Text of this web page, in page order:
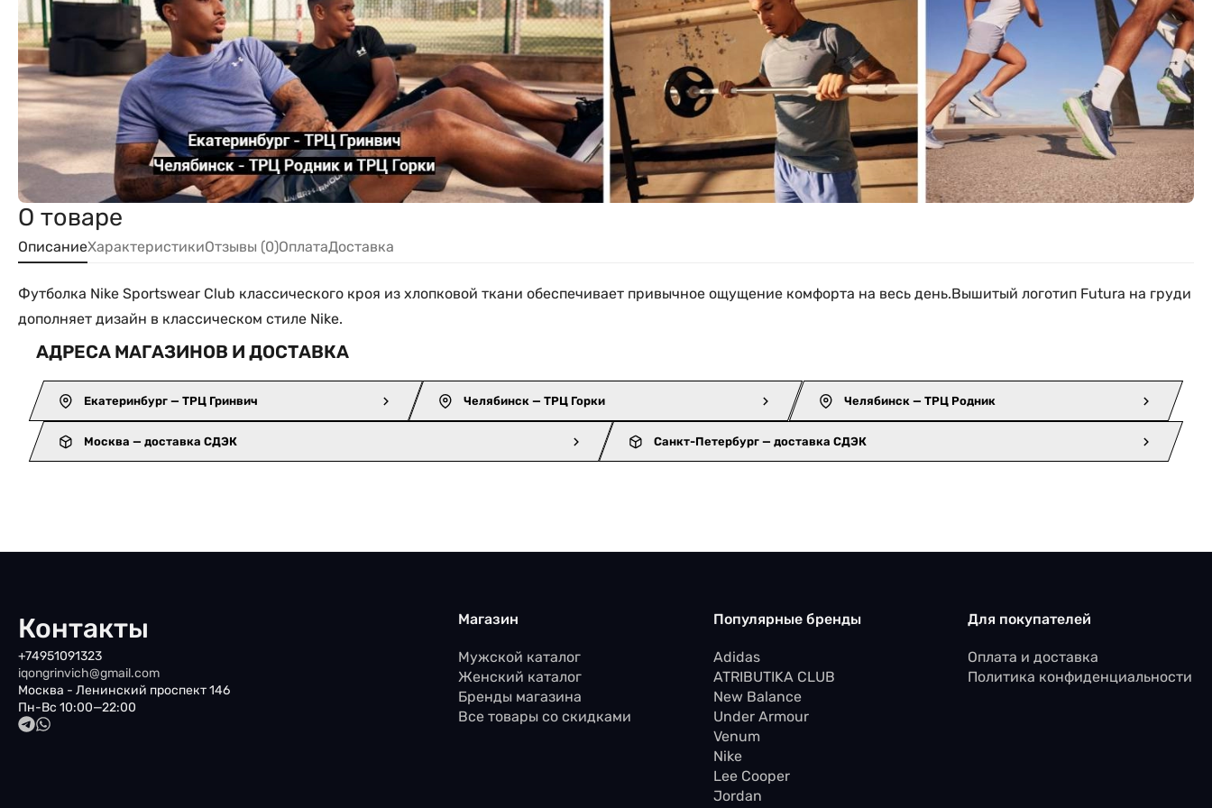
О товаре
ОписаниеХарактеристикиОтзывы (0)ОплатаДоставка
Футболка Nike Sportswear Club классического кроя из хлопковой ткани обеспечивает привычное ощущение комфорта на весь день.Вышитый логотип Futura на груди
дополняет дизайн в классическом стиле Nike.
АДРЕСА МАГАЗИНОВ И ДОСТАВКА
Екатеринбург — ТРЦ Гринвич Челябинск — ТРЦ Горки Челябинск — ТРЦ Родник
Москва — доставка СДЭК Санкт-Петербург — доставка СДЭК
Контакты
+74951091323
iqongrinvich@gmail.com
Москва - Ленинский проспект 146
Пн-Вс 10:00—22:00
Магазин
Мужской каталог
Женский каталог
Бренды магазина
Все товары со скидками
Популярные бренды
Adidas
ATRIBUTIKA CLUB
New Balance
Under Armour
Venum
Nike
Lee Cooper
Jordan
Для покупателей
Оплата и доставка
Политика конфиденциальности